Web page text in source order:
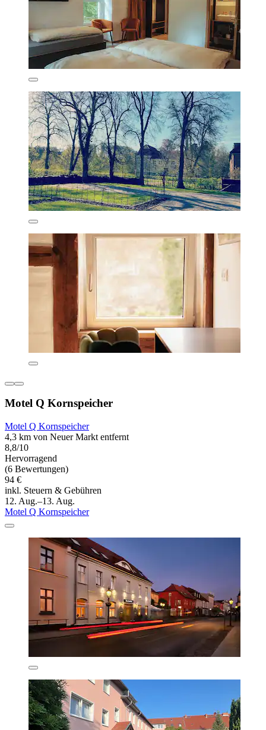
Motel Q Kornspeicher
Motel Q Kornspeicher
4,3 km von Neuer Markt entfernt
8,8/10
Hervorragend
(6 Bewertungen)
94 €
inkl. Steuern & Gebühren
12. Aug.–13. Aug.
Motel Q Kornspeicher